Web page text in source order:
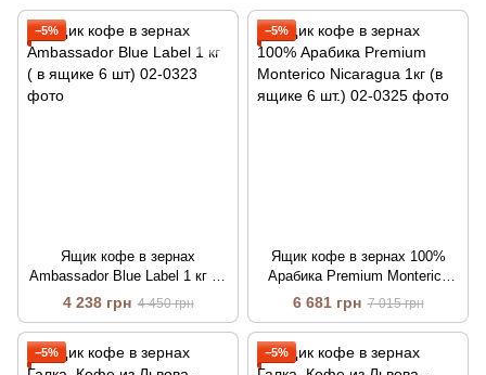
−5%
Ящик кофе в зернах
Ambassador Blue Label 1 кг ( в
ящике 6 шт)
4 238 грн 4 450 грн
−5%
Ящик кофе в зернах 100%
Арабика Premium Monterico
Nicaragua 1кг (в ящике 6 шт.)
6 681 грн 7 015 грн
−5% −5%